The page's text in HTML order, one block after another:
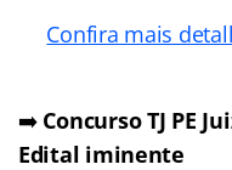
Confira mais
➡️ Concurso TJ PE
Edital iminente